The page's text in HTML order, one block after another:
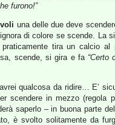
furono!”
una delle due deve
di colore se scende. La
tira un calcio
scende, si gira e fa “Certo
qualcosa da ridire… E’
scendere in mezzo (regola
saperlo – in buona parte
è svolto solitamente da